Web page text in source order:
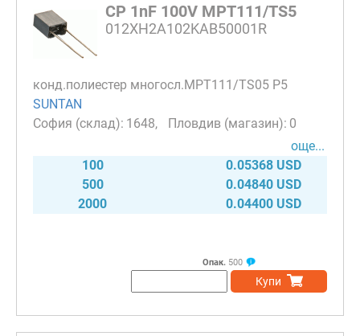
CP 1nF 100V MPT111/TS5
012XH2A102KAB50001R
конд.полиестер многосл.MPT111/TS05 P5
SUNTAN
1648
0
още...
100
0.05368 USD
500
0.04840 USD
2000
0.04400 USD
Опак. 500
Купи